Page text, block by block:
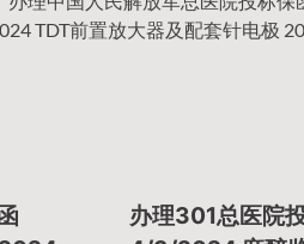
TDT前置放大器及配套针电极
办理301总医院